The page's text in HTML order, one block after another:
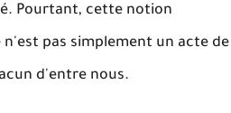
Pourtant, cette notion
pas simplement un acte de
d'entre nous.